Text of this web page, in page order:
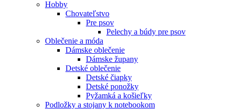
Hobby
Chovateľstvo
Pre psov
Pelechy a búdy pre psov
Oblečenie a móda
Dámske oblečenie
Dámske župany
Detské oblečenie
Detské čiapky
Detské ponožky
Pyžamká a košieľky
Podložky a stojany k notebookom